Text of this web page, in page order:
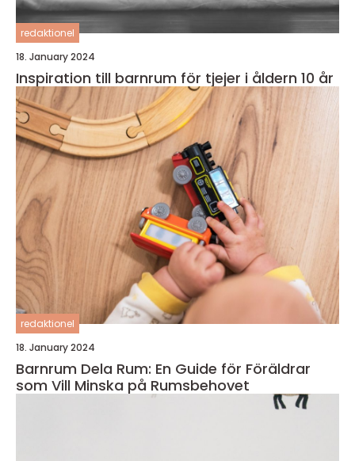
redaktionel
18. January 2024
Inspiration till barnrum för tjejer i åldern 10 år
redaktionel
18. January 2024
Barnrum Dela Rum: En Guide för Föräldrar
som Vill Minska på Rumsbehovet